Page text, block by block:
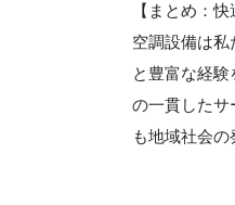
【まとめ：
空調設備は
と豊富な経
の一貫したサ
も地域社会の